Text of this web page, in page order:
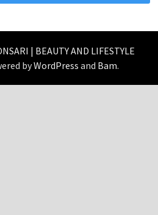
| BEAUTY AND LIFESTYLE
byWordPress and Bam.